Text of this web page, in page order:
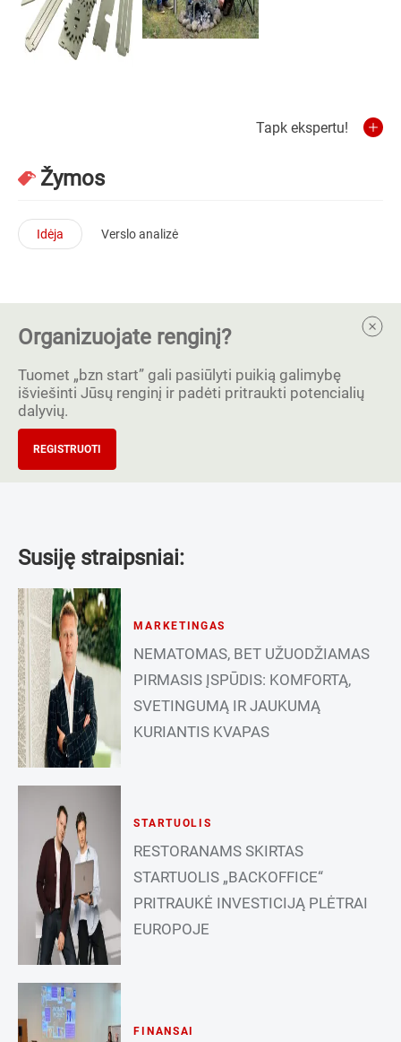
Tapk ekspertu!
Žymos
Idėja Verslo analizė
Organizuojate renginį?
Tuomet „bzn start” gali pasiūlyti puikią galimybę
išviešinti Jūsų renginį ir padėti pritraukti potencialių
dalyvių.
REGISTRUOTI
Susiję straipsniai:
MARKETINGAS
NEMATOMAS, BET UŽUODŽIAMAS
PIRMASIS ĮSPŪDIS: KOMFORTĄ,
SVETINGUMĄ IR JAUKUMĄ
KURIANTIS KVAPAS
STARTUOLIS
RESTORANAMS SKIRTAS
STARTUOLIS „BACKOFFICE“
PRITRAUKĖ INVESTICIJĄ PLĖTRAI
EUROPOJE
FINANSAI